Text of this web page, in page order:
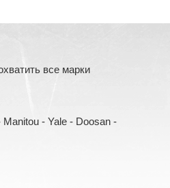
все марки
- Yale - Doosan -